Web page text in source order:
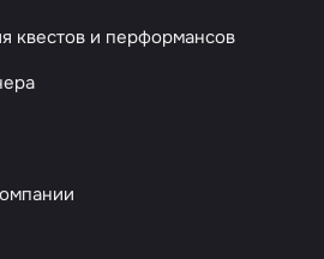
квестов и перформансов